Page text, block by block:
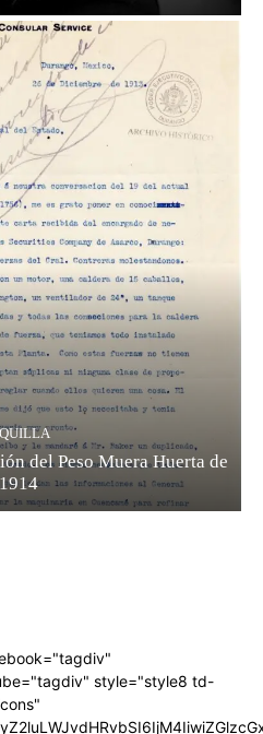
del Peso Muera Huerta de
1914
style="style8 td-